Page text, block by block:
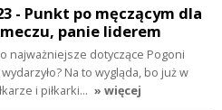
- Punkt po męczącym dla
panie liderem
najważniejsze dotyczące Pogoni
Na to wygląda, bo już w
i piłkarki… » więcej